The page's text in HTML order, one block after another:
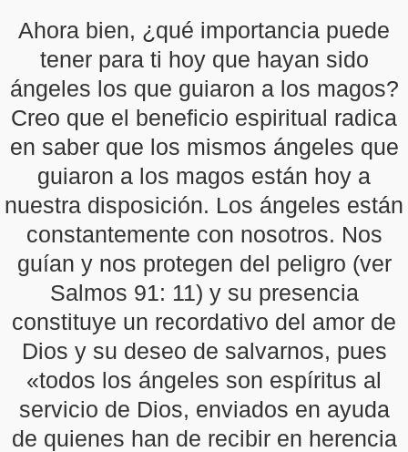
Ahora bien, ¿qué importancia puede
tener para ti hoy que hayan sido
ángeles los que guiaron a los magos?
Creo que el beneficio espiritual radica
en saber que los mismos ángeles que
guiaron a los magos están hoy a
nuestra disposición. Los ángeles están
constantemente con nosotros. Nos
guían y nos protegen del peligro (ver
Salmos 91: 11) y su presencia
constituye un recordativo del amor de
Dios y su deseo de salvarnos, pues
«todos los ángeles son espíritus al
servicio de Dios, enviados en ayuda
de quienes han de recibir en herencia